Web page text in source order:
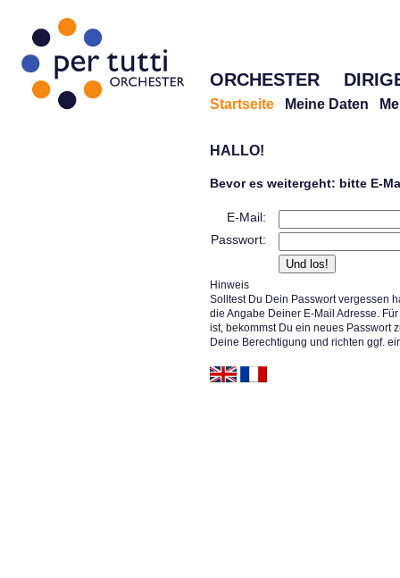
ORCHESTER
Startseite Meine Daten
HALLO!
Bevor es weitergeht: bitte E-
E-Mail:
Passwort:
Hinweis
Solltest Du Dein Passwort vergessen
die Angabe Deiner E-Mail Adresse.
ist, bekommst Du ein neues Passwort
Deine Berechtigung und richten ggf.